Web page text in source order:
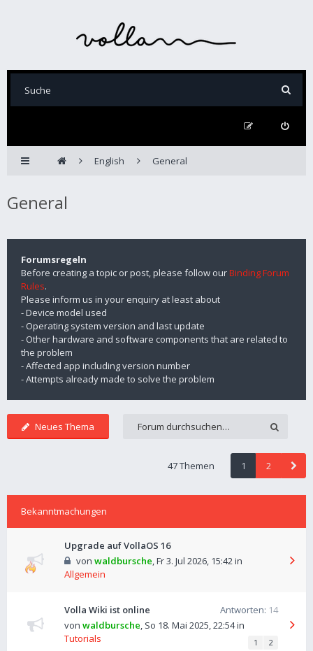
English General
General
Forumsregeln
Before creating a topic or post, please follow ourBinding Forum
Rules.
Please inform us in your enquiry at least about
- Device model used
- Operating system version and last update
- Other hardware and software components that are related to
the problem
- Affected app including version number
- Attempts already made to solve the problem
Neues Thema
47 Themen 1 2
Bekanntmachungen
Upgrade auf VollaOS 16
von waldbursche,Fr 3. Jul 2026, 15:42in
Allgemein
Volla Wiki ist online Antworten: 14
von waldbursche, So 18. Mai 2025, 22:54in
Tutorials
1 2